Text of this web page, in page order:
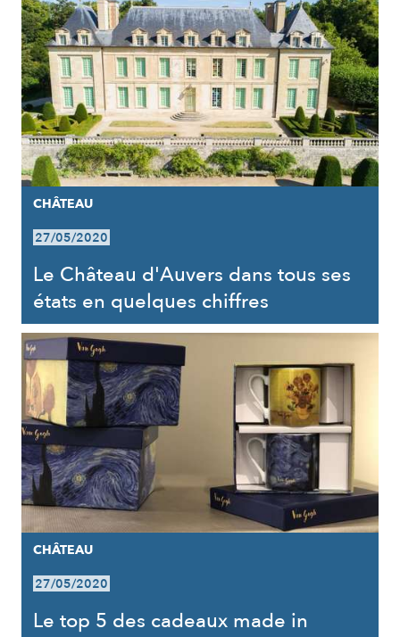
CHÂTEAU
27/05/2020
Le Château d'Auvers dans tous ses
états en quelques chiffres
CHÂTEAU
27/05/2020
Le top 5 des cadeaux made in